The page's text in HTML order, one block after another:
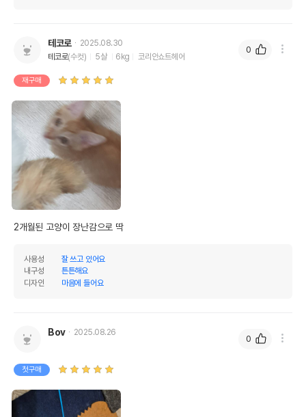
테코로
2025.08.30
테코로(수컷) 5살 6kg 코리안쇼트헤어
재구매
2개월된 고양이 장난감으로 딱
사용성
잘 쓰고 있어요
내구성
튼튼해요
디자인
마음에 들어요
0
Bov 2025.08.26
첫구매
0